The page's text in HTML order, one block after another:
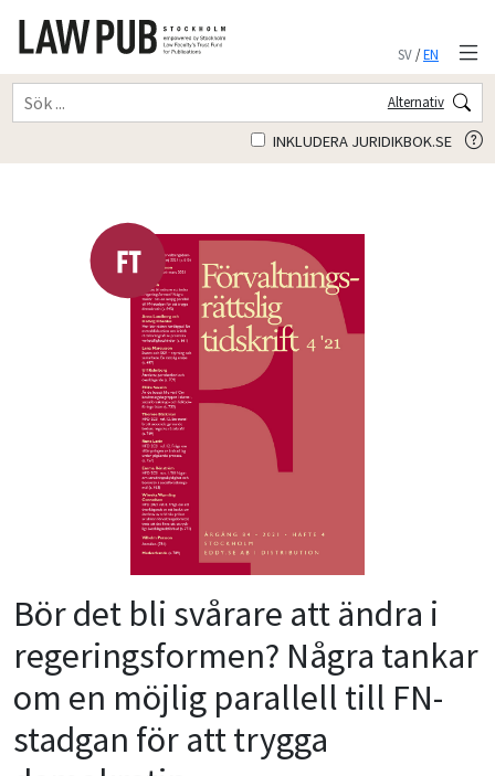
SV/EN
Alternativ
INKLUDERA JURIDIKBOK.SE
Bör det bli svårare att ändra i
regeringsformen? Några tankar
om en möjlig parallell till FN-
stadgan för att trygga